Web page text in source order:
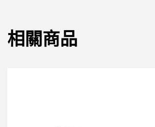
相關商品